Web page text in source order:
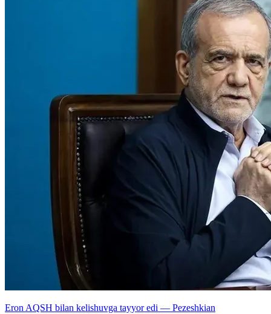
Eron AQSH bilan kelishuvga tayyor edi — Pezeshkian